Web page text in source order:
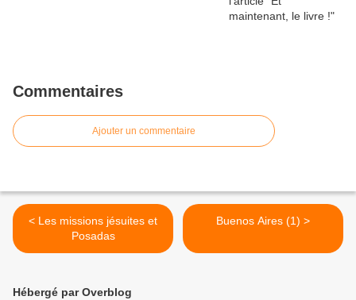
Commentaires
Ajouter un commentaire
< Les missions jésuites et
Posadas
Buenos Aires (1) >
Hébergé par Overblog